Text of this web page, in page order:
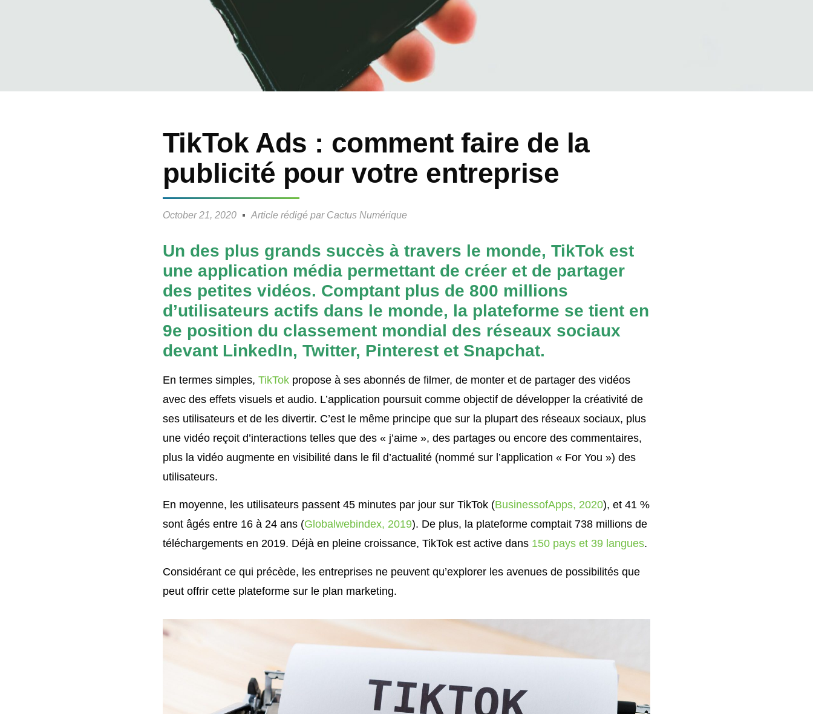
TikTok Ads : comment faire de la
publicité pour votre entreprise
October 21, 2020 Article rédigé par Cactus Numérique
Un des plus grands succès à travers le monde, TikTok est
une application média permettant de créer et de partager
des petites vidéos. Comptant plus de 800 millions
d’utilisateurs actifs dans le monde, la plateforme se tient en
9e position du classement mondial des réseaux sociaux
devant LinkedIn, Twitter, Pinterest et Snapchat.
En termes simples, TikTokpropose à ses abonnés de filmer, de monter et de partager des vidéos
avec des effets visuels et audio. L’application poursuit comme objectif de développer la créativité de
ses utilisateurs et de les divertir. C’est le même principe que sur la plupart des réseaux sociaux, plus
une vidéo reçoit d’interactions telles que des « j’aime », des partages ou encore des commentaires,
plus la vidéo augmente en visibilité dans le fil d’actualité (nommé sur l’application « For You ») des
utilisateurs.
En moyenne, les utilisateurs passent 45 minutes par jour sur TikTok (BusinessofApps, 2020), et 41 %
sont âgés entre 16 à 24 ans (Globalwebindex, 2019). De plus, la plateforme comptait 738 millions de
téléchargements en 2019. Déjà en pleine croissance, TikTok est active dans 150 pays et 39 langues.
Considérant ce qui précède, les entreprises ne peuvent qu’explorer les avenues de possibilités que
peut offrir cette plateforme sur le plan marketing.